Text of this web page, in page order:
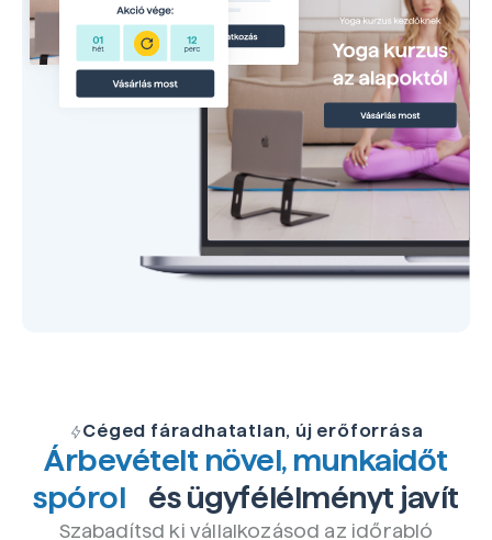
Céged fáradhatatlan, új erőforrása
Árbevételt növel, munkaidőt
spórol és ügyfélélményt javít
Szabadítsd ki vállalkozásod az időrabló